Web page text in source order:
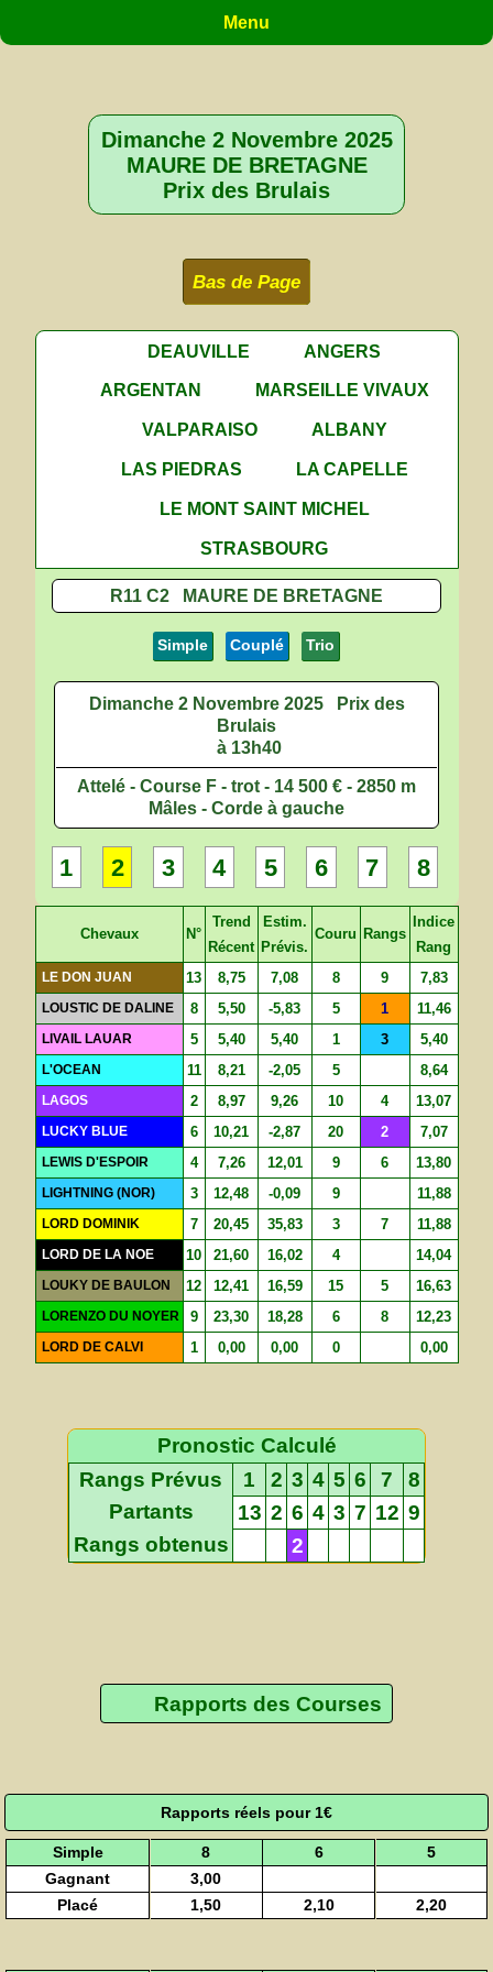
Menu
Dimanche 2 Novembre 2025
MAURE DE BRETAGNE
Prix des Brulais
Bas de Page
DEAUVILLE
ANGERS
ARGENTAN
MARSEILLE VIVAUX
VALPARAISO
ALBANY
LAS PIEDRAS
LA CAPELLE
LE MONT SAINT MICHEL
STRASBOURG
R11 C2 MAURE DE BRETAGNE
Simple Couplé Trio
Dimanche 2 Novembre 2025
Prix des
Brulais
à 13h40
Attelé - Course F - trot - 14 500 € - 2850 m
Mâles - Corde à gauche
1 2 3 4 5 6 7 8
Chevaux N°
Trend
Récent
Estim.
Prévis.
Couru Rangs
Indice
Rang
LE DON JUAN 13 8,75 7,08 8 9 7,83
LOUSTIC DE DALINE 8 5,50 -5,83 5 1 11,46
LIVAIL LAUAR 5 5,40 5,40 1 3 5,40
L'OCEAN 11 8,21 -2,05 5 8,64
LAGOS 2 8,97 9,26 10 4 13,07
LUCKY BLUE 6 10,21 -2,87 20 2 7,07
LEWIS D'ESPOIR 4 7,26 12,01 9 6 13,80
LIGHTNING (NOR) 3 12,48 -0,09 9 11,88
LORD DOMINIK 7 20,45 35,83 3 7 11,88
LORD DE LA NOE 10 21,60 16,02 4 14,04
LOUKY DE BAULON 12 12,41 16,59 15 5 16,63
LORENZO DU NOYER 9 23,30 18,28 6 8 12,23
LORD DE CALVI 1 0,00 0,00 0 0,00
Pronostic Calculé
Rangs Prévus
1 2 3 4 5 6 7
8
Partants
13 2 6 4 3 7 12 9
Rangs obtenus
2
Rapports des Courses
Rapports réels pour 1€
Simple 8 6
5
Gagnant
3,00
Placé
1,50 2,10 2,20